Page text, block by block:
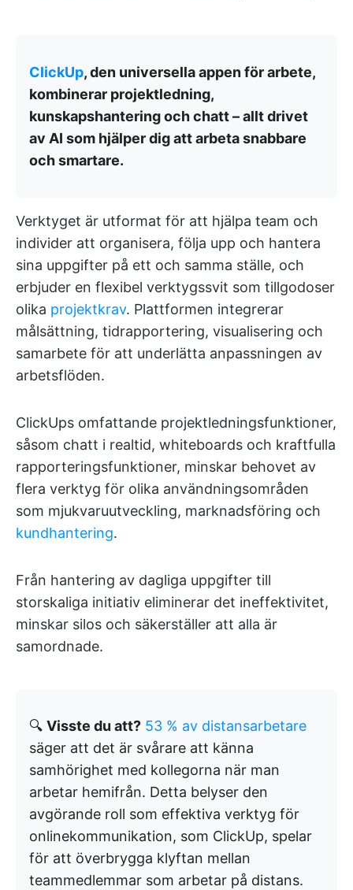
ClickUp, den universella appen för arbete,
kombinerar projektledning,
kunskapshantering och chatt – allt drivet
av AI som hjälper dig att arbeta snabbare
och smartare.
Verktyget är utformat för att hjälpa team och
individer att organisera, följa upp och hantera
sina uppgifter på ett och samma ställe, och
erbjuder en flexibel verktygssvit som tillgodoser
olika projektkrav. Plattformen integrerar
målsättning, tidrapportering, visualisering och
samarbete för att underlätta anpassningen av
arbetsflöden.
ClickUps omfattande projektledningsfunktioner,
såsom chatt i realtid, whiteboards och kraftfulla
rapporteringsfunktioner, minskar behovet av
flera verktyg för olika användningsområden
som mjukvaruutveckling, marknadsföring och
kundhantering.
Från hantering av dagliga uppgifter till
storskaliga initiativ eliminerar det ineffektivitet,
minskar silos och säkerställer att alla är
samordnade.
🔍 Visste du att? 53 % av distansarbetare
säger att det är svårare att känna
samhörighet med kollegorna när man
arbetar hemifrån. Detta belyser den
avgörande roll som effektiva verktyg för
onlinekommunikation, som ClickUp, spelar
för att överbrygga klyftan mellan
teammedlemmar som arbetar på distans.